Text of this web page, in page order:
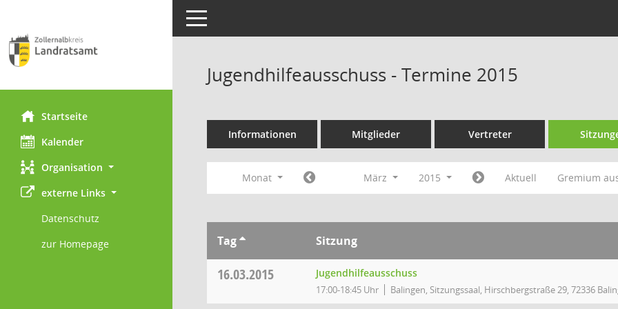
Startseite
Kalender
Organisation
externe Links
Datenschutz
zur Homepage
Toggle navigation
Jugendhilfeausschuss - Termine 2015
Informationen Mitglieder Vertreter
Monat März 2015 Aktuell Gremium
Tag Sitzung
16.03.2015 Jugendhilfeausschuss
17:00-18:45 Uhr Balingen, Sitzungssaal, Hirschbergstraße 29, 72336